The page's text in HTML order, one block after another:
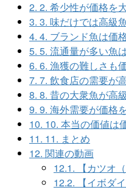
2. 2. 希少性が価格を
3. 3. 味だけでは高級
4. 4. ブランド魚は価
5. 5. 流通量が多い魚
6. 6. 漁獲の難しさも
7. 7. 飲食店の需要が
8. 8. 昔の大衆魚が高
9. 9. 海外需要が価格
10. 10. 本当の価値は
11. 11. まとめ
12. 関連の動画
12.1. 【カツオ
12.2. 【イボダ